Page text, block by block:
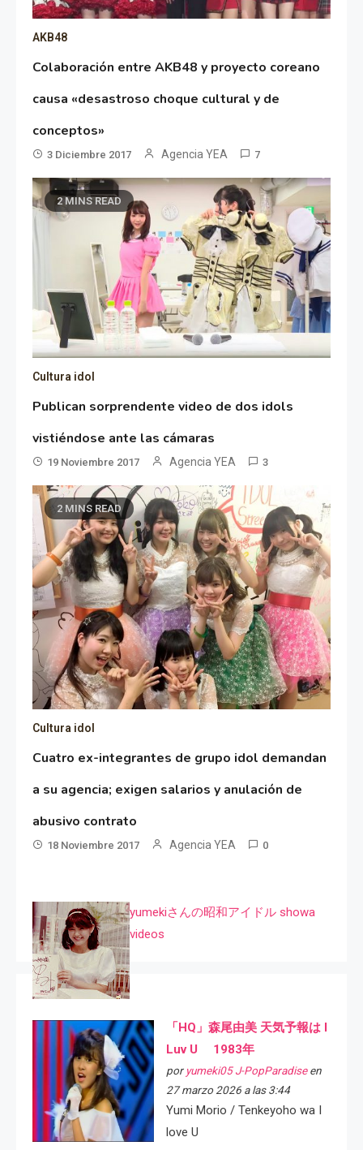
AKB48
Colaboración entre AKB48 y proyecto coreano
causa «desastroso choque cultural y de
conceptos»
3 Diciembre 2017 Agencia YEA 7
2 MINS READ
Cultura idol
Publican sorprendente video de dos idols
vistiéndose ante las cámaras
19 Noviembre 2017 Agencia YEA 3
2 MINS READ
Cultura idol
Cuatro ex-integrantes de grupo idol demandan
a su agencia; exigen salarios y anulación de
abusivo contrato
18 Noviembre 2017 Agencia YEA 0
yumekiさんの昭和アイドル showa
videos
「HQ」森尾由美 天気予報は I
Luv U 1983年
por yumeki05 J-PopParadiseen
27 marzo 2026 a las 3:44
Yumi Morio / Tenkeyoho wa I
love U